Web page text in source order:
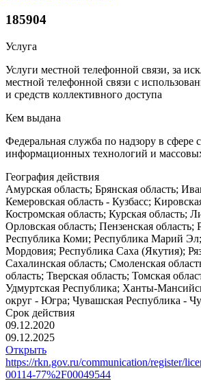
185904
Услуга
Услуги местной телефонной связи, за
местной телефонной связи с
и средств коллективного доступа
Кем выдана
Федеральная служба по надзору в сфере
информационных технологий и
География действия
Амурская область; Брянская область;
Кемеровская область - Кузбасс;
Костромская область; Курская область;
Орловская область; Пензенская область;
Республика Коми; Республика Марий
Мордовия; Республика Саха (Якутия);
Сахалинская область; Смоленская
область; Тверская область; Томская
Удмуртская Республика; Ханты-
округ - Югра; Чувашская Республика -
Срок действия
09.12.2020
09.12.2025
Открыть
https://rkn.gov.ru/communication/register/
00114-77%2F00049544